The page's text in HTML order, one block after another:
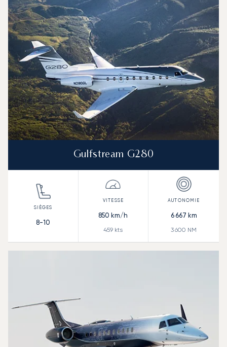
Gulfstream G280
8-10
850 km/h
459 kts
6 667 km
3 600 NM